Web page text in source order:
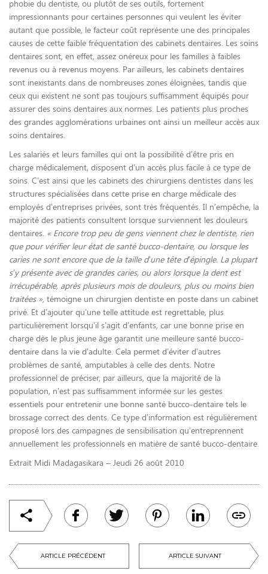
ARTICLE PRÉCÉDENT ARTICLE SUIVANT
phobie du dentiste, ou plutôt de ses outils, fortement
impressionnants pour certaines personnes qui veulent les éviter
autant que possible, le facteur coût représente une des principales
causes de cette faible fréquentation des cabinets dentaires. Les soins
dentaires sont, en effet, assez onéreux pour les familles à faibles
revenus ou à revenus moyens. Par ailleurs, les cabinets dentaires
sont inexistants dans de nombreuses zones éloignées, tandis que
ceux qui existent ne sont pas toujours suffisamment équipés pour
assurer des soins dentaires aux normes. Les patients plus proches
des grandes agglomérations urbaines ont ainsi un meilleur accès aux
soins dentaires.
Les salariés et leurs familles qui ont la possibilité d’être pris en
charge médicalement, disposent d’un accès plus facile à ce type de
soins. C’est ainsi que les cabinets des chirurgiens dentistes dans les
structures spécialisées dans cette prise en charge médicale des
employés d’entreprises privées, sont très fréquentés. Il n’empêche, la
majorité des patients consultent lorsque surviennent les douleurs
dentaires. « Encore trop peu de gens viennent chez le dentiste, rien
que pour vérifier leur état de santé bucco-dentaire, ou lorsque les
caries ne sont encore que de la taille d’une tête d’épingle. La plupart
s’y présente avec de grandes caries, ou alors lorsque la dent est
irrécupérable, après plusieurs mois de douleurs, plus ou moins bien
traitées », témoigne un chirurgien dentiste en poste dans un cabinet
privé. Et d’ajouter qu’une telle attitude est regrettable, plus
particulièrement lorsqu’il s’agit d’enfants, car une bonne prise en
charge dès le plus jeune âge garantit une meilleure santé bucco-
dentaire dans la vie d’adulte. Cela permet d’éviter d’autres
problèmes de santé, amputables à celle des dents. Notre
professionnel de préciser, par ailleurs, que la majorité de la
population, n’est pas suffisamment informée sur les gestes
essentiels pour entretenir une bonne santé bucco-dentaire tels le
brossage correct des dents. Ce type d’information est régulièrement
proposé lors des campagnes de sensibilisation qu’entreprennent
annuellement les professionnels en matière de santé bucco-dentaire.
Extrait Midi Madagasikara – Jeudi 26 août 2010